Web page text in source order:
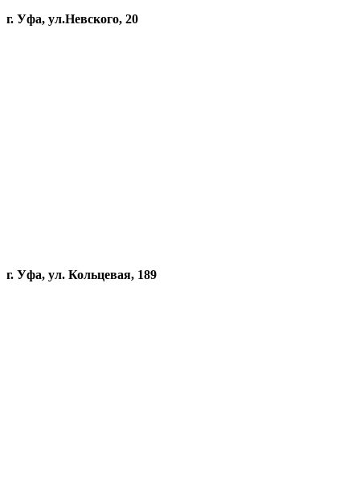
г. Уфа, ул.Невского, 20
г. Уфа, ул. Кольцевая, 189